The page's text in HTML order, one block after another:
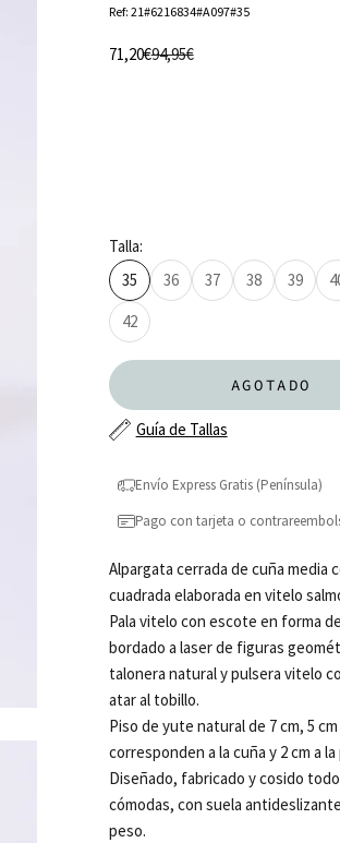
Ref: 21#6216834#A097#35
Precio de oferta
71,20€Precio normal
94,95€
Talla:
35
36 37 38 39
42
AGOTADO
Guía de Tallas
Envío Express Gratis (Península)
Pago con tarjeta o
Alpargata cerrada de cuña media
cuadrada elaborada en vitelo
Pala vitelo con escote en forma
bordado a laser de figuras
talonera natural y pulsera vitelo
atar al tobillo.
Piso de yute natural de 7 cm, 5 cm
corresponden a la cuña y 2 cm a
Diseñado, fabricado y cosido
cómodas, con suela
peso.